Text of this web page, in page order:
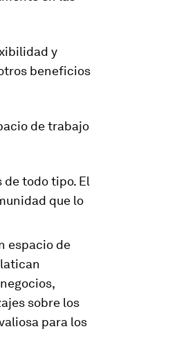
y
beneficios
de trabajo
de todo tipo. El
que lo
espacio de
sobre los
para los